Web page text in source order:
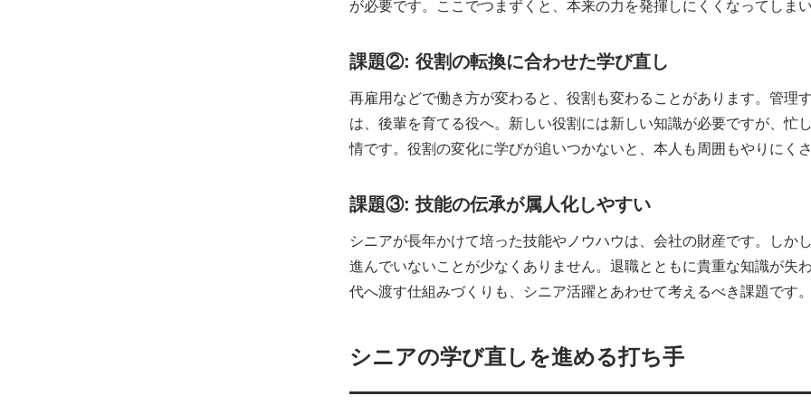
が必要です。ここでつまずくと、本来の力を発揮しにくくなってしま
課題②: 役割の転換に合わせた学び直し
再雇用などで働き方が変わると、役割も変わることがあります。管理
は、後輩を育てる役へ。新しい役割には新しい知識が必要ですが、忙
情です。役割の変化に学びが追いつかないと、本人も周囲もやりにく
課題③: 技能の伝承が属人化しやすい
シニアが長年かけて培った技能やノウハウは、会社の財産です。しか
進んでいないことが少なくありません。退職とともに貴重な知識が失
代へ渡す仕組みづくりも、シニア活躍とあわせて考えるべき課題です
シニアの学び直しを進める打ち手